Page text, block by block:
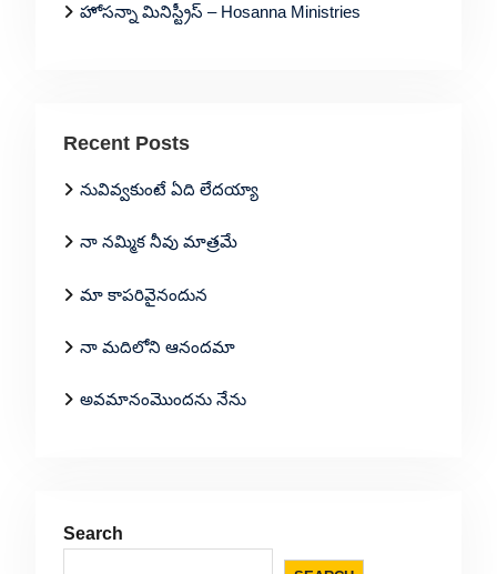
హోసన్నా మినిస్ట్రీస్ – Hosanna Ministries
Recent Posts
నువివ్వకుంటే ఏది లేదయ్యా
నా నమ్మిక నీవు మాత్రమే
మా కాపరివైనందున
నా మదిలోని ఆనందమా
అవమానంమొందను నేను
Search